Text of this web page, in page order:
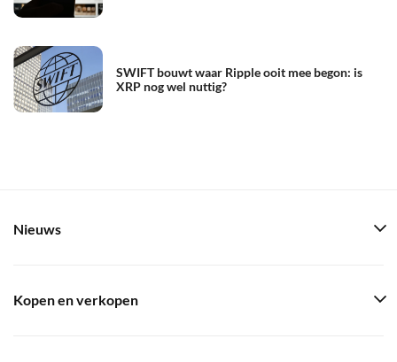
SWIFT bouwt waar Ripple ooit mee begon: is
XRP nog wel nuttig?
Nieuws
Kopen en verkopen